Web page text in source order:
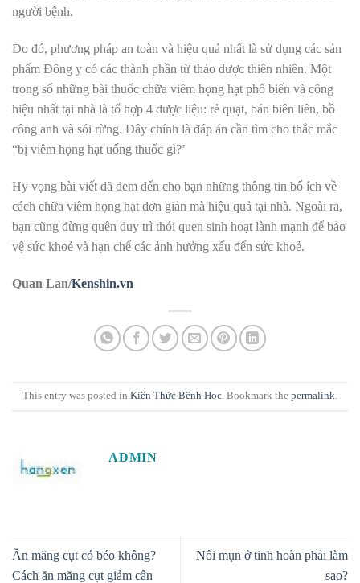
người bệnh.
Do đó, phương pháp an toàn và hiệu quả nhất là sử dụng các sản
phẩm Đông y có các thành phần từ thảo dược thiên nhiên. Một
trong số những bài thuốc chữa viêm họng hạt phổ biến và công
hiệu nhất tại nhà là tổ hợp 4 dược liệu: rẻ quạt, bán biên liên, bồ
công anh và sói rừng. Đây chính là đáp án cần tìm cho thắc mắc
“bị viêm họng hạt uống thuốc gì?’
Hy vọng bài viết đã đem đến cho bạn những thông tin bổ ích về
cách chữa viêm họng hạt đơn giản mà hiệu quả tại nhà. Ngoài ra,
bạn cũng đừng quên duy trì thói quen sinh hoạt lành mạnh để bảo
vệ sức khoẻ và hạn chế các ảnh hưởng xấu đến sức khoẻ.
Quan Lan/Kenshin.vn
This entry was posted in Kiến Thức Bệnh Học. Bookmark the permalink.
ADMIN
Ăn măng cụt có béo không?
Cách ăn măng cụt giảm cân
Nổi mụn ở tinh hoàn phải làm
sao?